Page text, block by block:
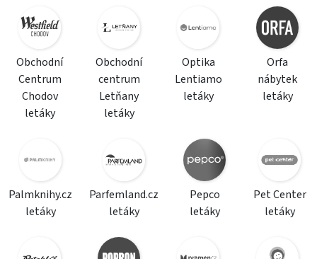
Obchodní
Centrum
Chodov
letáky
Obchodní
centrum
Letňany
letáky
Optika
Lentiamo
letáky
Orfa
nábytek
letáky
Palmknihy.cz
letáky
Parfemland.cz
letáky
Pepco
letáky
Pet Center
letáky